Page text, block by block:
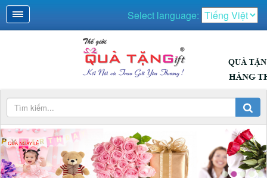
Select language:
QUÀ NGÀY LỄ